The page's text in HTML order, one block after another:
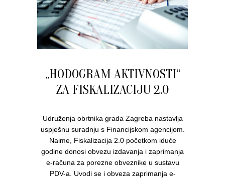
„HODOGRAM AKTIVNOSTI“
ZA FISKALIZACIJU 2.0
Udruženja obrtnika grada Zagreba nastavlja
uspješnu suradnju s Financijskom agencijom.
Naime, Fiskalizacija 2.0 početkom iduće
godine donosi obvezu izdavanja i zaprimanja
e-računa za porezne obveznike u sustavu
PDV-a. Uvodi se i obveza zaprimanja e-